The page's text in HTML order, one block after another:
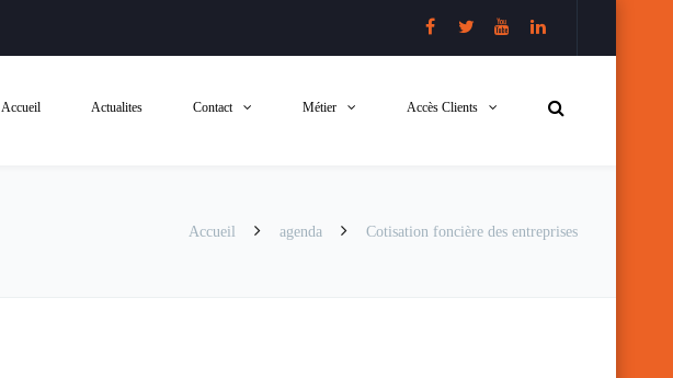
Accueil Actualites Contact Métier Accès Clients
Accueil agenda Cotisation foncière des entreprises